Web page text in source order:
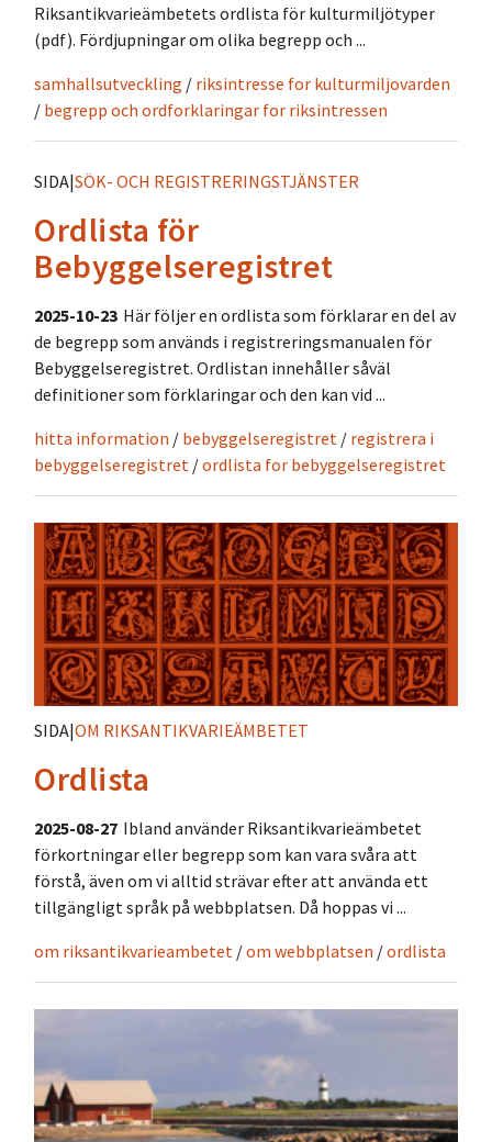
Riksantikvarieämbetets ordlista för kulturmiljötyper
(pdf). Fördjupningar om olika begrepp och ...
samhallsutveckling / riksintresse for kulturmiljovarden
/ begrepp och ordforklaringar for riksintressen
SIDA|SÖK- OCH REGISTRERINGSTJÄNSTER
Ordlista för
Bebyggelseregistret
2025-10-23 Här följer en ordlista som förklarar en del av
de begrepp som används i registreringsmanualen för
Bebyggelseregistret. Ordlistan innehåller såväl
definitioner som förklaringar och den kan vid ...
hitta information / bebyggelseregistret / registrera i
bebyggelseregistret /ordlista for bebyggelseregistret
SIDA|OM RIKSANTIKVARIEÄMBETET
Ordlista
2025-08-27 Ibland använder Riksantikvarieämbetet
förkortningar eller begrepp som kan vara svåra att
förstå, även om vi alltid strävar efter att använda ett
tillgängligt språk på webbplatsen. Då hoppas vi ...
om riksantikvarieambetet /om webbplatsen /ordlista